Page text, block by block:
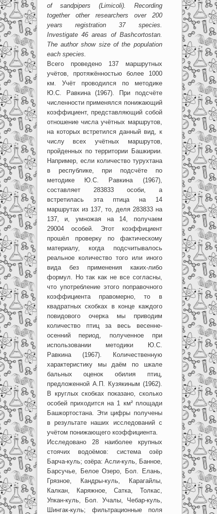
of sandpipers (Limicoli). Recording
together other researchers over 200
years registration 37 species.
Investigate 46 areas of Bashcortostan.
The author show size of the population
each species.
Всего проведено 137 маршрутных
учётов, протяжённостью более 1000
км. Учёт проводился по методике
Ю.С. Равкина (1967). При подсчёте
численности применялся понижающий
коэффициент, представляющий собой
отношение числа учётных маршрутов,
на которых встретился данный вид, к
числу всех учётных маршрутов,
пройденных по территории Башкирии.
Например, если количество турухтана
в республике, при подсчёте по
методике Ю.С. Равкина (1967),
составляет 283833 особи, а
встретилась эта птица на 14
маршрутах из 137, то, деля 283833 на
137, и, умножая на 14, получаем
29004 особей. Этот коэффициент
прошёл проверку по фактическому
материалу, когда подсчитывалось
реальное количество того или иного
вида без применения каких-либо
формул. Но так как не все согласны,
что употребление этого поправочного
коэффициента правомерно, то в
квадратных скобках в конце каждого
повидового очерка мы приводим
количество птиц за весь весенне-
осенний период, полученное при
использовании методики Ю.С.
Равкина (1967). Количественную
характеристику мы даём по шкале
бальных оценок обилия птиц,
предложенной А.П. Кузякиным (1962).
В круглых скобках показано, сколько
особей приходится на 1 км² площади
Башкортостана. Эти цифры получены
в результате наших исследований с
учётом понижающего коэффициента.
Исследовано 28 наиболее крупных
стоячих водоёмов: система озёр
Барча-куль; озёра: Асли-куль, Банное,
Барсучье, Белое Озеро, Бол. Елань,
Грязное, Кандры-куль, Карагайлы,
Калкан, Каряжное, Сатка, Толкас,
Упкан-куль, Бол. Учалы, Чебар-куль,
Шингак-куль; фильтрационные поля